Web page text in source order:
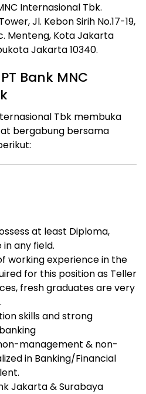
Internasional Tbk.
Jl. Kebon Sirih No.17-19,
Menteng, Kota Jakarta
Jakarta 10340.
Bank MNC
Tbk membuka
bergabung bersama
at least Diploma,
in any field.
working experience in the
for this position as Teller
fresh graduates are very
skills and strong
management & non-
in Banking/Financial
Jakarta & Surabaya